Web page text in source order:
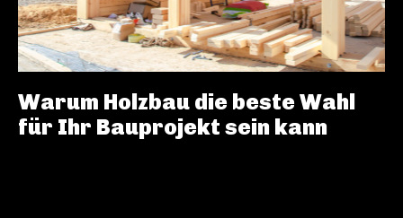
Warum Holzbau die beste Wahl
für Ihr Bauprojekt sein kann